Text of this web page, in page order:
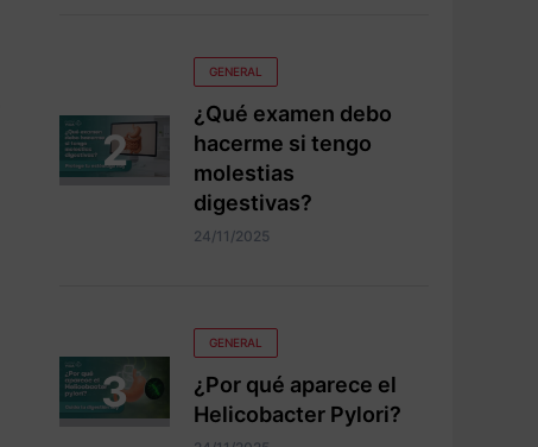
GENERAL
¿Qué examen debo
hacerme si tengo
molestias
digestivas?
24/11/2025
GENERAL
¿Por qué aparece el
Helicobacter Pylori?